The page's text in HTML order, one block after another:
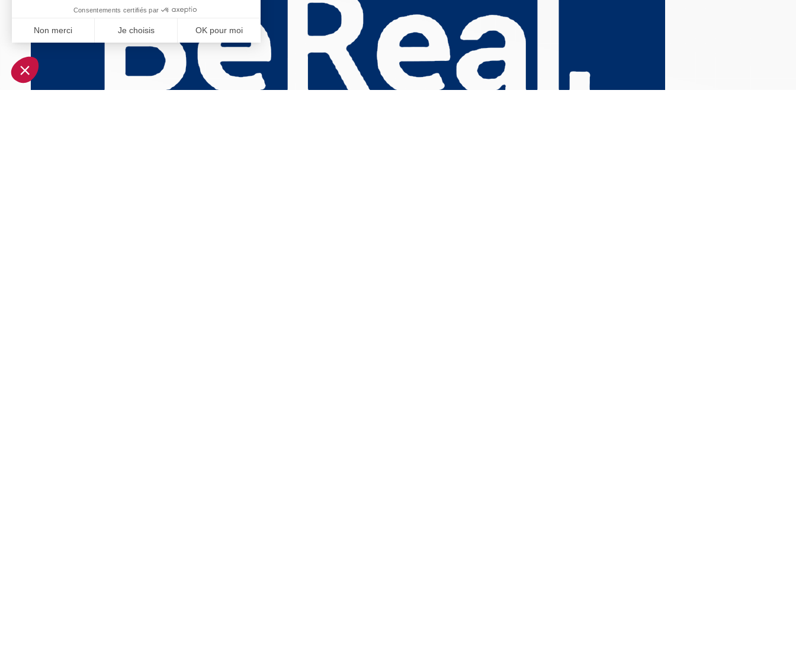
Consentements certifiés par
Non merci Je choisis OK pour moi
Plateforme de Gestion du Consentement : Personnalisez vos Options
Notre plateforme vous permet d'adapter et de gérer vos paramètres de confidentialité, en garantissant la conformité avec les réglementations. Personnalisez vos préférences pour